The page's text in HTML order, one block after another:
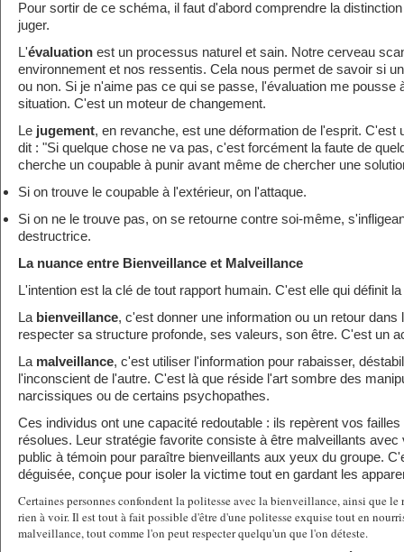
Pour sortir de ce schéma, il faut d'abord comprendre la
juger.
L'évaluation est un processus naturel et sain. Notre cerveau
environnement et nos ressentis. Cela nous permet de savoir si
ou non. Si je n'aime pas ce qui se passe, l'évaluation me pousse
situation. C'est un moteur de changement.
Le jugement, en revanche, est une déformation de l'esprit. C'est
dit : "Si quelque chose ne va pas, c'est forcément la faute de
cherche un coupable à punir avant même de chercher une
Si on trouve le coupable à l'extérieur, on l'attaque.
Si on ne le trouve pas, on se retourne contre soi-même,
destructrice.
La nuance entre Bienveillance et Malveillance
L'intention est la clé de tout rapport humain. C'est elle qui définit
La bienveillance, c'est donner une information ou un retour
respecter sa structure profonde, ses valeurs, son être. C'est un
La malveillance, c'est utiliser l'information pour rabaisser,
l'inconscient de l'autre. C'est là que réside l'art sombre des
narcissiques ou de certains psychopathes.
Ces individus ont une capacité redoutable : ils repèrent vos
résolues. Leur stratégie favorite consiste à être malveillants avec
public à témoin pour paraître bienveillants aux yeux du groupe.
déguisée, conçue pour isoler la victime tout en gardant les
Certaines personnes confondent la politesse avec la bienveillance, ainsi que le
rien à voir. Il est tout à fait possible d'être d'une politesse exquise tout en
malveillance, tout comme l'on peut respecter quelqu'un que l'on déteste.